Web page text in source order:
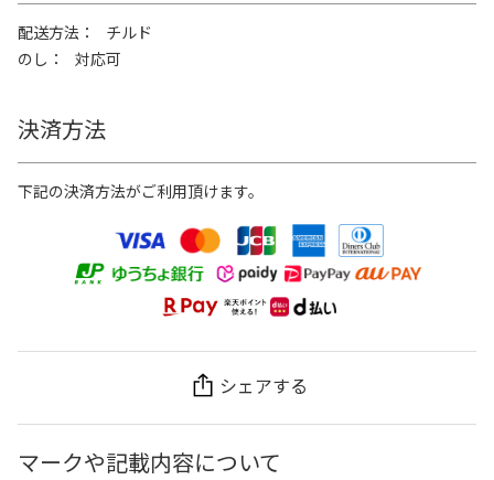
配送方法
チルド
のし
対応可
決済方法
下記の決済方法がご利用頂けます。
シェアする
マークや記載内容について